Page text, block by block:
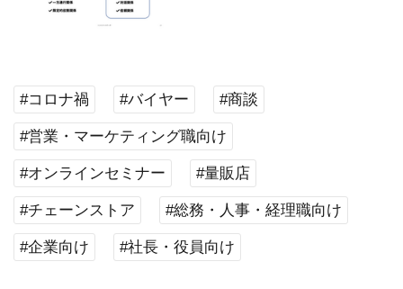
#コロナ禍 #バイヤー #商談
#営業・マーケティング職向け
#オンラインセミナー #量販店
#チェーンストア #総務・人事・経理職向け
#企業向け #社長・役員向け